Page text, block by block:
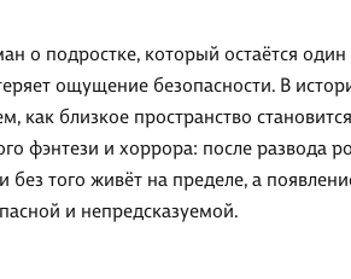
о подростке, который остаётся один
ощущение безопасности. В
как близкое пространство
фэнтези и хоррора: после развода
того живёт на пределе, а
и непредсказуемой.